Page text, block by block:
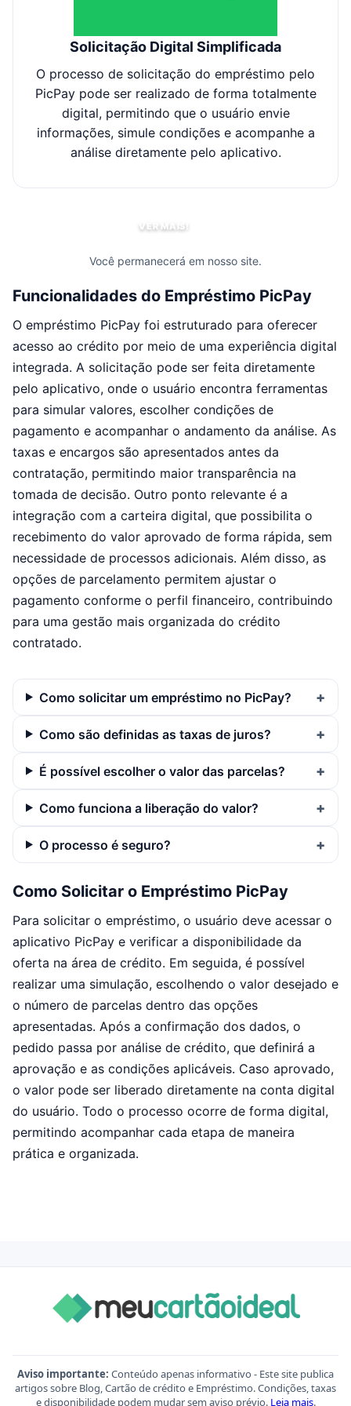
Solicitação Digital Simplificada
O processo de solicitação do empréstimo pelo
PicPay pode ser realizado de forma totalmente
digital, permitindo que o usuário envie
informações, simule condições e acompanhe a
análise diretamente pelo aplicativo.
VER MAIS!
Você permanecerá em nosso site.
Funcionalidades do Empréstimo PicPay
O empréstimo PicPay foi estruturado para oferecer
acesso ao crédito por meio de uma experiência digital
integrada. A solicitação pode ser feita diretamente
pelo aplicativo, onde o usuário encontra ferramentas
para simular valores, escolher condições de
pagamento e acompanhar o andamento da análise. As
taxas e encargos são apresentados antes da
contratação, permitindo maior transparência na
tomada de decisão. Outro ponto relevante é a
integração com a carteira digital, que possibilita o
recebimento do valor aprovado de forma rápida, sem
necessidade de processos adicionais. Além disso, as
opções de parcelamento permitem ajustar o
pagamento conforme o perfil financeiro, contribuindo
para uma gestão mais organizada do crédito
contratado.
Como solicitar um empréstimo no PicPay?
Como são definidas as taxas de juros?
É possível escolher o valor das parcelas?
Como funciona a liberação do valor?
O processo é seguro?
Como Solicitar o Empréstimo PicPay
Para solicitar o empréstimo, o usuário deve acessar o
aplicativo PicPay e verificar a disponibilidade da
oferta na área de crédito. Em seguida, é possível
realizar uma simulação, escolhendo o valor desejado e
o número de parcelas dentro das opções
apresentadas. Após a confirmação dos dados, o
pedido passa por análise de crédito, que definirá a
aprovação e as condições aplicáveis. Caso aprovado,
o valor pode ser liberado diretamente na conta digital
do usuário. Todo o processo ocorre de forma digital,
permitindo acompanhar cada etapa de maneira
prática e organizada.
Aviso importante: Conteúdo apenas informativo - Este site publica
artigos sobre Blog, Cartão de crédito e Empréstimo. Condições, taxas
e disponibilidade podem mudar sem aviso prévio. Leia mais.